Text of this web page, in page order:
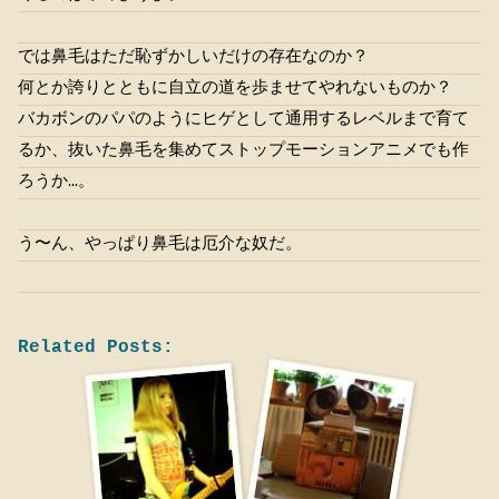
では鼻毛はただ恥ずかしいだけの存在なのか？
何とか誇りとともに自立の道を歩ませてやれないものか？
バカボンのパパのようにヒゲとして通用するレベルまで育て
るか、抜いた鼻毛を集めてストップモーションアニメでも作
ろうか…。
う〜ん、やっぱり鼻毛は厄介な奴だ。
Related Posts: